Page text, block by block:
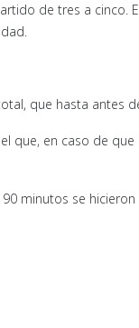
de tres a cinco.
que hasta antes
que, en caso de
minutos se